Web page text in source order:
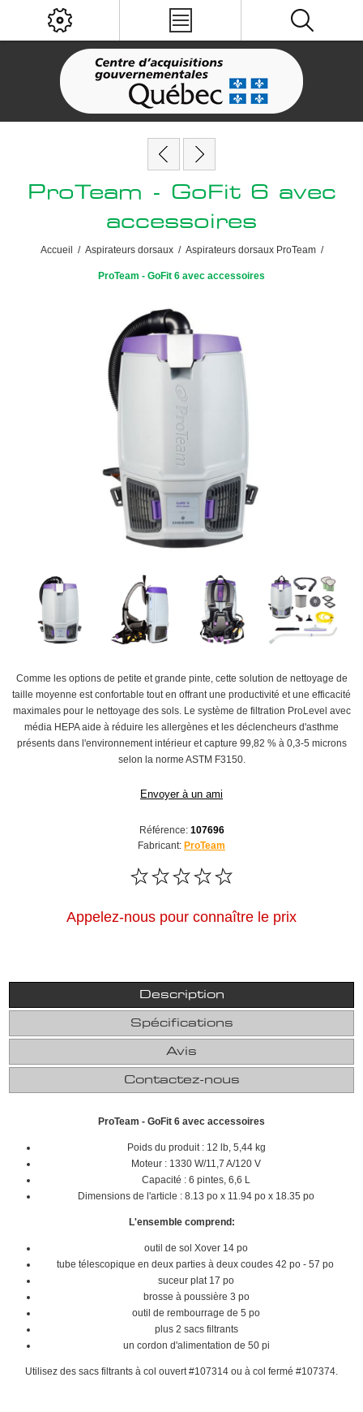
ProTeam - GoFit 6 avec
accessoires
Accueil / Aspirateurs dorsaux / Aspirateurs dorsaux ProTeam /
ProTeam - GoFit 6 avec accessoires
Comme les options de petite et grande pinte, cette solution de nettoyage de
taille moyenne est confortable tout en offrant une productivité et une efficacité
maximales pour le nettoyage des sols. Le système de filtration ProLevel avec
média HEPA aide à réduire les allergènes et les déclencheurs d'asthme
présents dans l'environnement intérieur et capture 99,82 % à 0,3-5 microns
selon la norme ASTM F3150.
Envoyer à un ami
Référence: 107696
Fabricant: ProTeam
Appelez-nous pour connaître le prix
Description
Spécifications
Avis
Contactez-nous
ProTeam - GoFit 6 avec accessoires
Poids du produit : 12 lb, 5,44 kg
Moteur : 1330 W/11,7 A/120 V
Capacité : 6 pintes, 6,6 L
Dimensions de l'article : 8.13 po x 11.94 po x 18.35 po
L'ensemble comprend:
outil de sol Xover 14 po
tube télescopique en deux parties à deux coudes 42 po - 57 po
suceur plat 17 po
brosse à poussière 3 po
outil de rembourrage de 5 po
plus 2 sacs filtrants
un cordon d'alimentation de 50 pi
Utilisez des sacs filtrants à col ouvert #107314 ou à col fermé #107374.